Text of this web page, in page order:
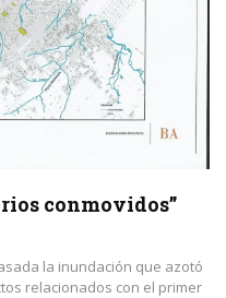
conmovidos”
la inundación que azotó
relacionados con el primer